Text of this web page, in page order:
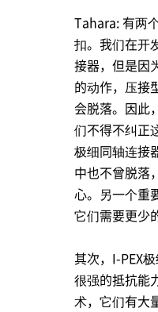
Tahara: 有两
扣。我们在开
接器，但是因
的动作，压接
会脱落。因此
们不得不纠正
极细同轴连接
中也不曾脱落
心。另一个重
它们需要更少
其次， I-PEX
很强的抵抗能
术，它们有大